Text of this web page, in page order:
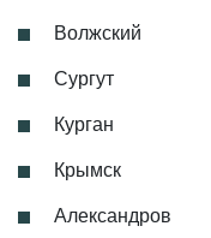
Волжский
Сургут
Курган
Крымск
Александров